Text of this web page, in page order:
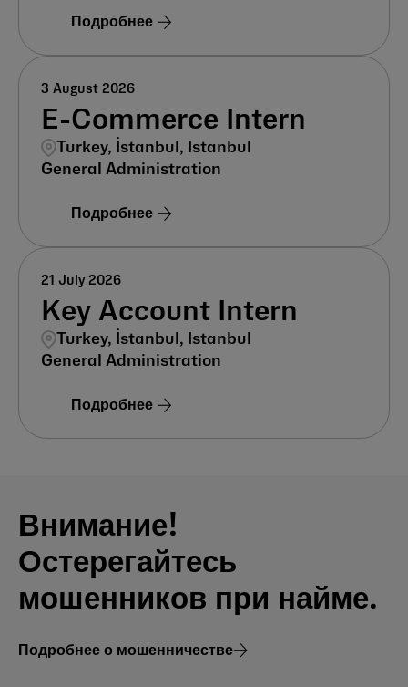
Подробнее
E-Commerce Intern
Turkey, İstanbul, Istanbul
3 August 2026
General Administration
Подробнее
Key Account Intern
Turkey, İstanbul, Istanbul
21 July 2026
General Administration
Подробнее
Внимание!
Остерегайтесь
мошенников при найме.
Подробнее о мошенничестве